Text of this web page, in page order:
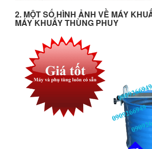
2. MỘT SỐ HÌNH ẢNH VỀ MÁY
MÁY KHUẤY THÙNG PHUY